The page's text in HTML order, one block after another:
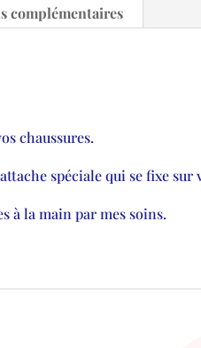
complémentaires
chaussures.
spéciale qui se fixe sur
à la main par mes soins.